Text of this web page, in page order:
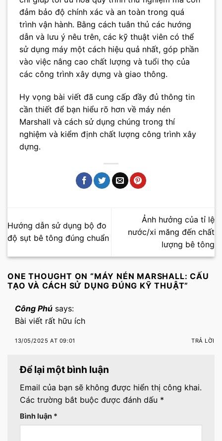
đảm bảo độ chính xác và an toàn trong quá
trình vận hành. Bằng cách tuân thủ các hướng
dẫn và lưu ý nêu trên, các kỹ thuật viên có thể
sử dụng máy một cách hiệu quả nhất, góp phần
vào việc nâng cao chất lượng và tuổi thọ của
các công trình xây dựng và giao thông.
Hy vọng bài viết đã cung cấp đầy đủ thông tin
cần thiết để bạn hiểu rõ hơn về máy nén
Marshall và cách sử dụng chúng trong thí
nghiệm và kiểm định chất lượng công trình xây
dựng.
Hướng dẫn sử dụng bộ đo
độ sụt bê tông đúng chuẩn
Ảnh hưởng của tỉ lệ
nước/xi măng đến chất
lượng bê tông
ONE THOUGHT ON “MÁY NÉN MARSHALL: CẤU
TẠO VÀ CÁCH SỬ DỤNG ĐÚNG KỸ THUẬT”
Công Phú says:
Bài viết rất hữu ích
13/05/2025 AT 09:01 TRẢ LỜI
Để lại một bình luận
Email của bạn sẽ không được hiển thị công khai.
Các trường bắt buộc được đánh dấu *
Bình luận *